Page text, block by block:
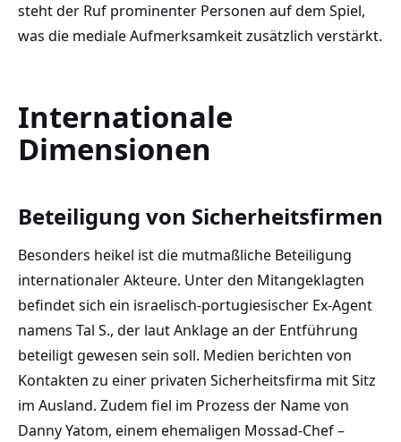
steht der Ruf prominenter Personen auf dem Spiel,
was die mediale Aufmerksamkeit zusätzlich verstärkt.
Internationale
Dimensionen
Beteiligung von Sicherheitsfirmen
Besonders heikel ist die mutmaßliche Beteiligung
internationaler Akteure. Unter den Mitangeklagten
befindet sich ein israelisch-portugiesischer Ex-Agent
namens Tal S., der laut Anklage an der Entführung
beteiligt gewesen sein soll. Medien berichten von
Kontakten zu einer privaten Sicherheitsfirma mit Sitz
im Ausland. Zudem fiel im Prozess der Name von
Danny Yatom, einem ehemaligen Mossad-Chef –